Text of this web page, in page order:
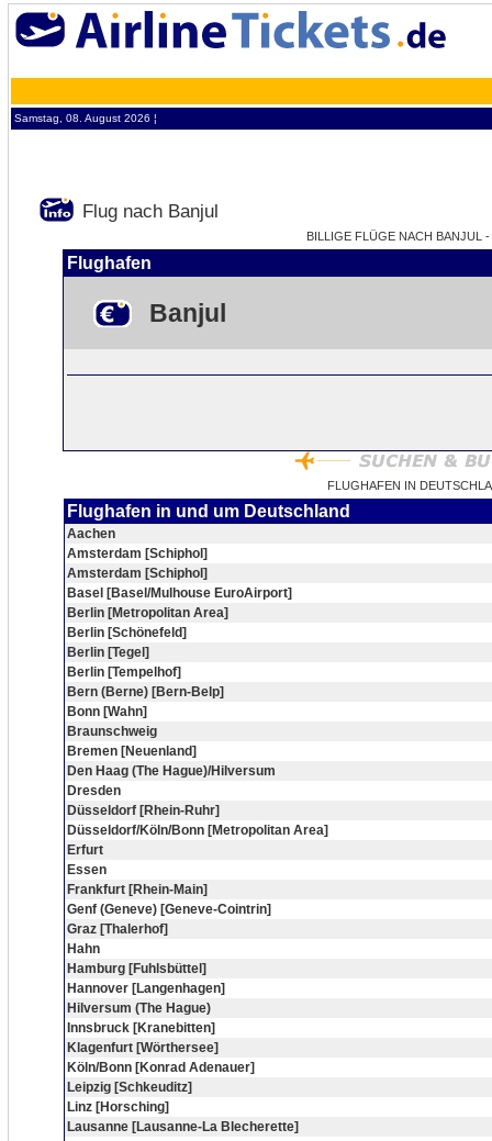
Samstag, 08. August 2026 ¦
Flug nach Banjul
BILLIGE FLÜGE NACH BANJUL
Flughafen
Banjul
FLUGHAFEN IN
Flughafen in und um Deutschland
Aachen
Amsterdam [Schiphol]
Amsterdam [Schiphol]
Basel [Basel/Mulhouse EuroAirport]
Berlin [Metropolitan Area]
Berlin [Schönefeld]
Berlin [Tegel]
Berlin [Tempelhof]
Bern (Berne) [Bern-Belp]
Bonn [Wahn]
Braunschweig
Bremen [Neuenland]
Den Haag (The Hague)/Hilversum
Dresden
Düsseldorf [Rhein-Ruhr]
Düsseldorf/Köln/Bonn [Metropolitan Area]
Erfurt
Essen
Frankfurt [Rhein-Main]
Genf (Geneve) [Geneve-Cointrin]
Graz [Thalerhof]
Hahn
Hamburg [Fuhlsbüttel]
Hannover [Langenhagen]
Hilversum (The Hague)
Innsbruck [Kranebitten]
Klagenfurt [Wörthersee]
Köln/Bonn [Konrad Adenauer]
Leipzig [Schkeuditz]
Linz [Horsching]
Lausanne [Lausanne-La Blecherette]